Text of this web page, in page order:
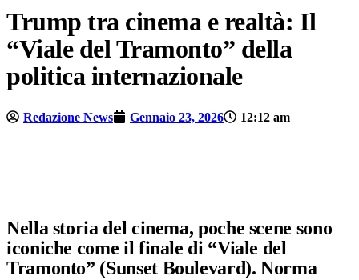
Trump tra cinema e realtà: Il
“Viale del Tramonto” della
politica internazionale
Redazione News Gennaio 23, 2026 12:12 am
Nella storia del cinema, poche scene sono
iconiche come il finale di “Viale del
Tramonto” (Sunset Boulevard). Norma